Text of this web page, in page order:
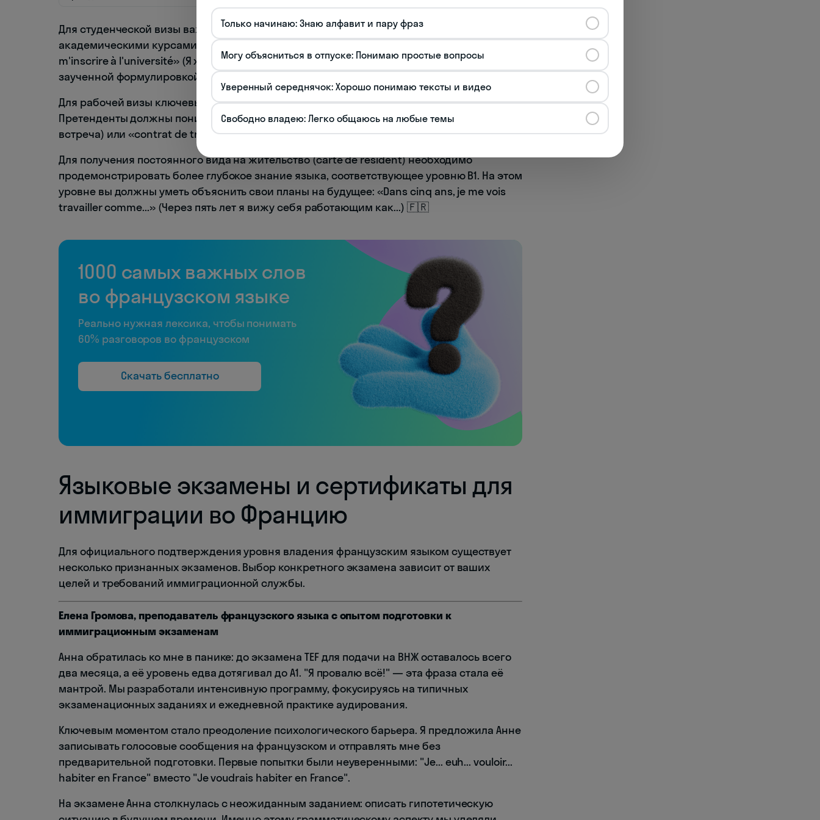
Для студенческой визы важно продемонстрировать способность следить за
академическими курсами на французском языке. Например, фраза «Je voudrais
m'inscrire à l'université» (Я хотел бы поступить в университет) должна быть не просто
заученной формулировкой, а частью активного словарного запаса.
Для рабочей визы ключевым является умение общаться в профессиональной среде.
Претенденты должны понимать выражения вроде «rendez-vous professionnel» (деловая
встреча) или «contrat de travail» (трудовой договор).
Для получения постоянного вида на жительство (carte de résident) необходимо
продемонстрировать более глубокое знание языка, соответствующее уровню B1. На этом
уровне вы должны уметь объяснить свои планы на будущее: «Dans cinq ans, je me vois
travailler comme...» (Через пять лет я вижу себя работающим как...) 🇫🇷
1000 самых важных слов
во французском языке
Реально нужная лексика, чтобы понимать
60% разговоров во французском
Скачать бесплатно
Языковые экзамены и сертификаты для
иммиграции во Францию
Для официального подтверждения уровня владения французским языком существует
несколько признанных экзаменов. Выбор конкретного экзамена зависит от ваших
целей и требований иммиграционной службы.
Елена Громова, преподаватель французского языка с опытом подготовки к
иммиграционным экзаменам
Анна обратилась ко мне в панике: до экзамена TEF для подачи на ВНЖ оставалось всего
два месяца, а её уровень едва дотягивал до А1. "Я провалю всё!" — эта фраза стала её
мантрой. Мы разработали интенсивную программу, фокусируясь на типичных
экзаменационных заданиях и ежедневной практике аудирования.
Ключевым моментом стало преодоление психологического барьера. Я предложила Анне
записывать голосовые сообщения на французском и отправлять мне без
предварительной подготовки. Первые попытки были неуверенными: "Je... euh... vouloir...
habiter en France" вместо "Je voudrais habiter en France".
На экзамене Анна столкнулась с неожиданным заданием: описать гипотетическую
Только начинаю: Знаю алфавит и пару фраз
Могу объясниться в отпуске: Понимаю простые вопросы
Уверенный середнячок: Хорошо понимаю тексты и видео
Свободно владею: Легко общаюсь на любые темы